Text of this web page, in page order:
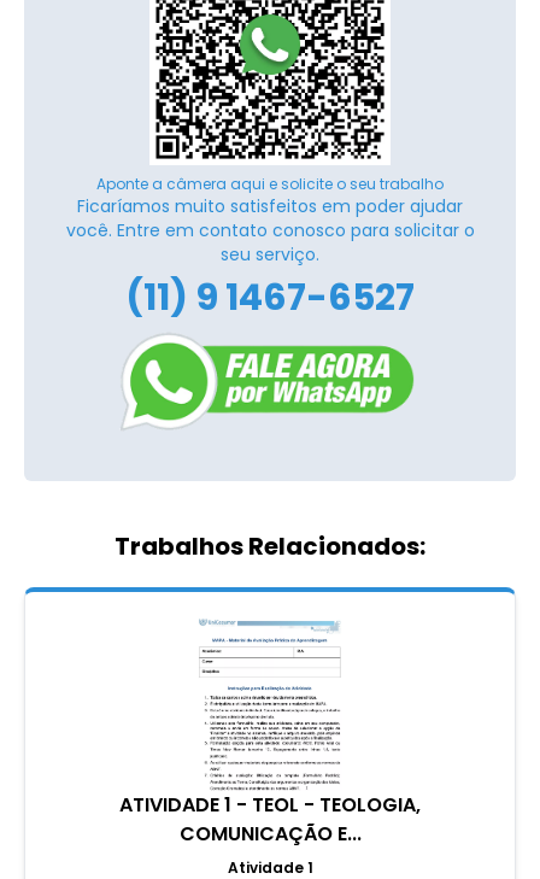
Aponte a câmera aqui e solicite o seu trabalho
Ficaríamos muito satisfeitos em poder ajudar
você. Entre em contato conosco para solicitar o
seu serviço.
(11) 9 1467-6527
Trabalhos Relacionados:
ATIVIDADE 1 - TEOL - TEOLOGIA,
COMUNICAÇÃO E...
Atividade 1